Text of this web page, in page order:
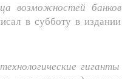
возможностей
в субботу в